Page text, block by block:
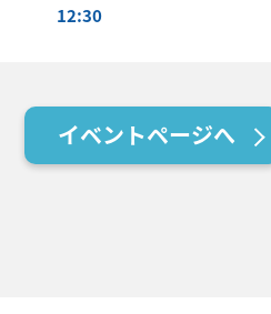
12:30
イベントページへ